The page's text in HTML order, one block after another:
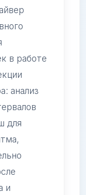
в работе
анализ
для
и